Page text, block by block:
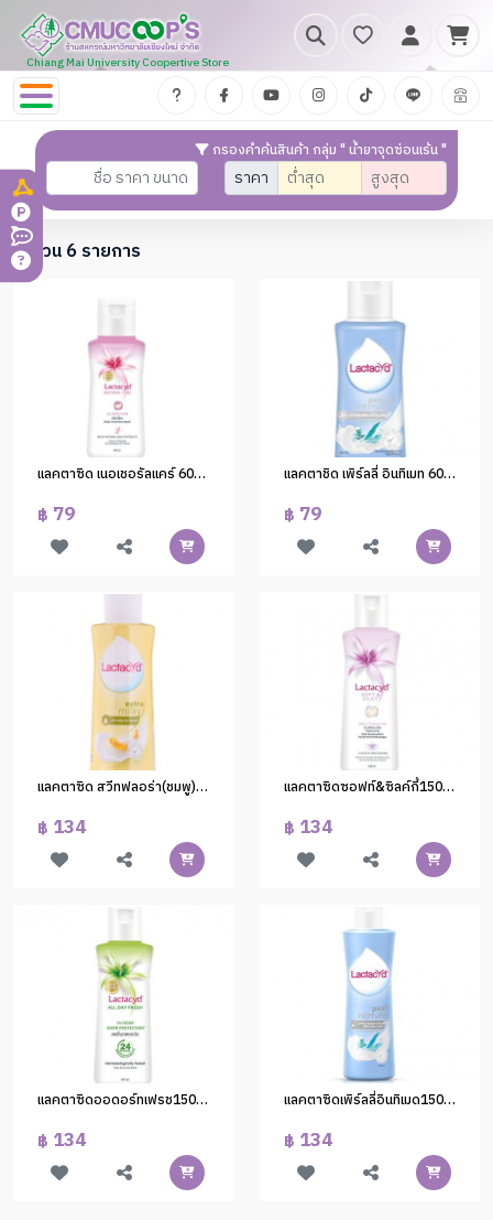
Chiang Mai University Coopertive Store
กรองคำค้นสินค้า กลุ่ม " น้ำยาจุดซ่อนเร้น "
ราคา
จำนวน 6 รายการ
แลคตาซิด เนอเชอรัลแคร์ 60ml.(1x24)
฿ 79
แลคตาชิด เพิร์ลลี่ อินทิเมท 60 ml.(1*48)
฿ 79
แลคตาซิด สวีทฟลอร่า(ชมพู) 150ml.(1x24)
฿ 134
แลคตาซิดซอฟท์&ซิลค์กี้150มล.(1*24)
฿ 134
แลคตาซิดออดอร์ทเฟรช150มล.(1*24)
฿ 134
แลคตาซิดเพิร์ลลี่อินทิเมด150มล.(1*24)
฿ 134